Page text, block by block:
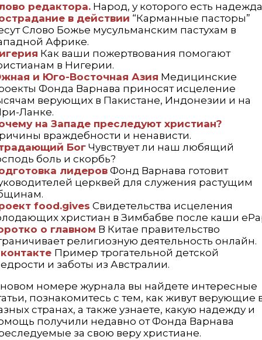
редактора. Народ, у которого есть
в действии “Карманные пасторы”
Слово Божье мусульманским пастухам в
Африке.
Как ваши пожертвования помогают
в Нигерии.
и Юго-Восточная Азия Медицинские
Фонда Варнава приносят исцеление
верующих в Пакистане, Индонезии и на
Ланке.
на Западе преследуют христиан?
враждебности и ненависти.
Бог Чувствует ли наш любящий
боль и скорбь?
лидеров Фонд Варнава готовит
церквей для служения растущим
food.gives Свидетельства исцеления
христиан в Зимбабве после каши
о главном В Китае правительство
религиозную деятельность онлайн.
Пример трогательной детской
и заботы из Австралии.
номере журнала вы найдете интересные
познакомитесь с тем, как живут верующие
странах, а также узнаете, какую надежду и
получили недавно от Фонда Варнава
за свою веру христиане.